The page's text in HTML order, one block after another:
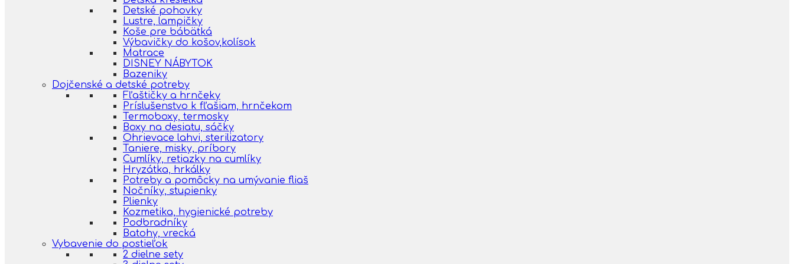
Detské pohovky
Lustre, lampičky
Koše pre bábätká
Výbavičky do košov,kolísok
Matrace
DISNEY NÁBYTOK
Bazeniky
Dojčenské a detské potreby
Fľaštičky a hrnčeky
Príslušenstvo k fľašiam, hrnčekom
Termoboxy, termosky
Boxy na desiatu, sáčky
Ohrievace lahvi, sterilizatory
Taniere, misky, príbory
Cumlíky, retiazky na cumlíky
Hryzátka, hrkálky
Potreby a pomôcky na umývanie fliaš
Nočníky, stupienky
Plienky
Kozmetika, hygienické potreby
Podbradníky
Batohy, vrecká
Vybavenie do postieľok
2 dielne sety